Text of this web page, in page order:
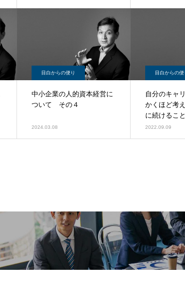
目白からの便り
中小企業の人的資本経営に
ついて その４
2024.03.08
目白からの便
自分のキャ
かくほど考
に続けること
2022.09.09